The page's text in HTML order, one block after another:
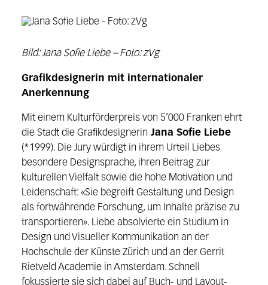
Bild: Jana Sofie Liebe – Foto: zVg
Grafikdesignerin mit internationaler
Anerkennung
Mit einem Kulturförderpreis von 5’000 Franken ehrt
die Stadt die Grafikdesignerin Jana Sofie Liebe
(*1999). Die Jury würdigt in ihrem Urteil Liebes
besondere Designsprache, ihren Beitrag zur
kulturellen Vielfalt sowie die hohe Motivation und
Leidenschaft: «Sie begreift Gestaltung und Design
als fortwährende Forschung, um Inhalte präzise zu
transportieren». Liebe absolvierte ein Studium in
Design und Visueller Kommunikation an der
Hochschule der Künste Zürich und an der Gerrit
Rietveld Academie in Amsterdam. Schnell
fokussierte sie sich dabei auf Buch- und Layout-